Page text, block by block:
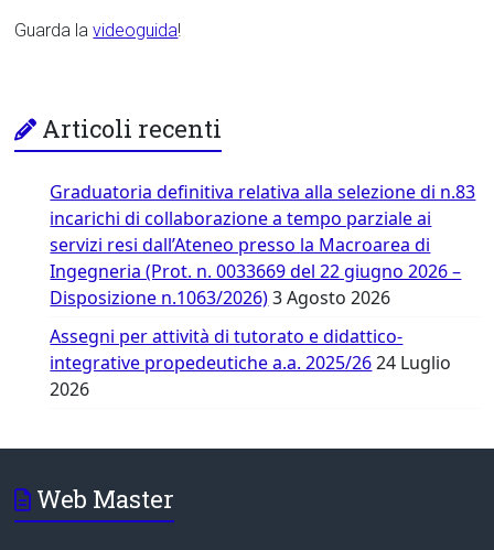
Guarda lavideoguida!
Articoli recenti
Graduatoria definitiva relativa alla selezione di n.83
incarichi di collaborazione a tempo parziale ai
servizi resi dall’Ateneo presso la Macroarea di
Ingegneria (Prot. n. 0033669 del 22 giugno 2026 –
Disposizione n.1063/2026) 3 Agosto 2026
Assegni per attività di tutorato e didattico-
integrative propedeutiche a.a. 2025/26 24 Luglio
2026
Web Master